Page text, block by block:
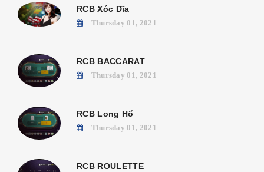
RCB Xóc Dĩa
Thursday 01, 2021
RCB BACCARAT
Thursday 01, 2021
RCB Long Hổ
Thursday 01, 2021
RCB ROULETTE